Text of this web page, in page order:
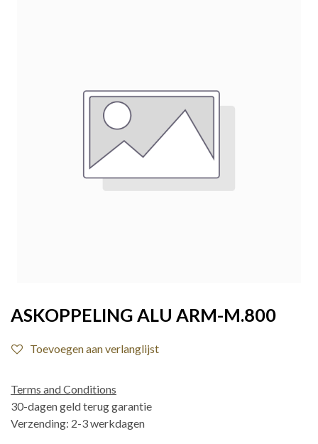
ASKOPPELING ALU ARM-M.800
Toevoegen aan verlanglijst
Terms and Conditions
30-dagen geld terug garantie
Verzending: 2-3 werkdagen